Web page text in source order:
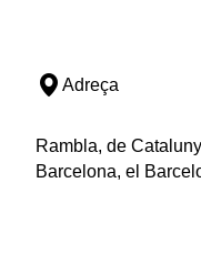
Adreça
Rambla, de
Barcelona, el